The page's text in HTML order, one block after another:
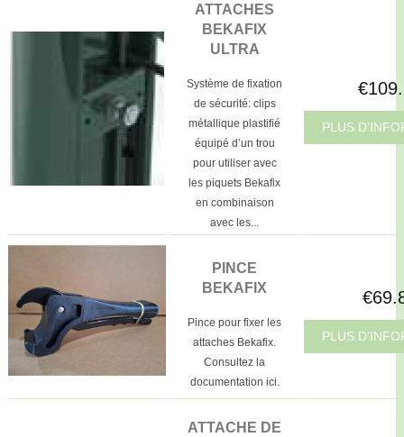
ATTACHES
BEKAFIX
ULTRA
Système de fixation
de sécurité: clips
métallique plastifié
équipé d’un trou
pour utiliser avec
les piquets Bekafix
en combinaison
avec les...
PLUS
PINCE
BEKAFIX
Pince pour fixer les
attaches Bekafix.
Consultez la
documentation ici.
PLUS
ATTACHE DE